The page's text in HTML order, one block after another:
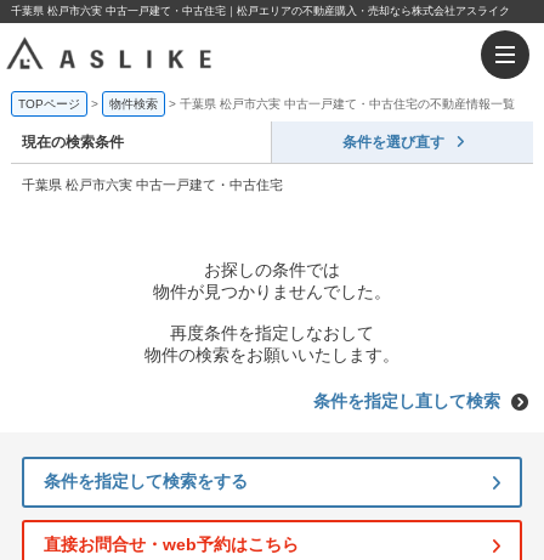
千葉県 松戸市六実 中古一戸建て・中古住宅｜松戸エリアの不動産購入・売却なら株式会社アスライク
TOPページ 物件検索 千葉県 松戸市六実 中古一戸建て・中古住宅の不動産情報一覧
現在の検索条件 条件を選び直す
千葉県 松戸市六実 中古一戸建て・中古住宅
お探しの条件では
物件が見つかりませんでした。
再度条件を指定しなおして
物件の検索をお願いいたします。
条件を指定し直して検索
条件を指定して検索をする
直接お問合せ・web予約はこちら